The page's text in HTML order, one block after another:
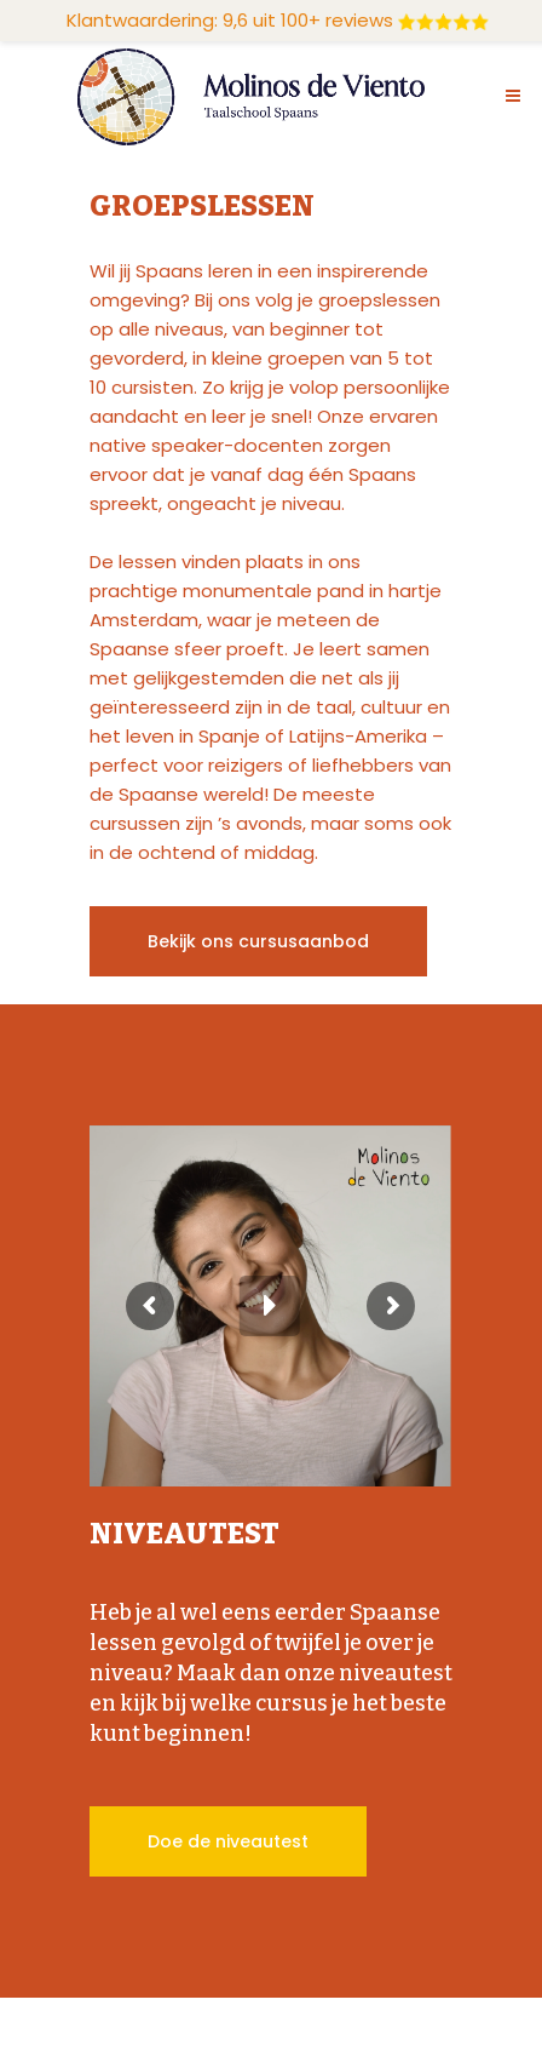
GROEPSLESSEN
Wil jij Spaans leren in een inspirerende
omgeving? Bij ons volg je groepslessen
op alle niveaus, van beginner tot
gevorderd, in kleine groepen van 5 tot
10 cursisten. Zo krijg je volop persoonlijke
aandacht en leer je snel! Onze ervaren
native speaker-docenten zorgen
ervoor dat je vanaf dag één Spaans
spreekt, ongeacht je niveau.
De lessen vinden plaats in ons
prachtige monumentale pand in hartje
Amsterdam, waar je meteen de
Spaanse sfeer proeft. Je leert samen
met gelijkgestemden die net als jij
geïnteresseerd zijn in de taal, cultuur en
het leven in Spanje of Latijns-Amerika –
perfect voor reizigers of liefhebbers van
de Spaanse wereld! De meeste
cursussen zijn ’s avonds, maar soms ook
in de ochtend of middag.
Bekijk ons cursusaanbod
NIVEAUTEST
Heb je al wel eens eerder Spaanse
lessen gevolgd of twijfel je over je
niveau? Maak dan onze niveautest
en kijk bij welke cursus je het beste
kunt beginnen!
Doe de niveautest
Klantwaardering: 9,6 uit 100+ reviews